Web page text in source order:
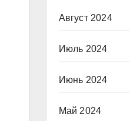
Август 2024
Июль 2024
Июнь 2024
Май 2024